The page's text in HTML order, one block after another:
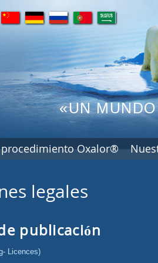
cn de ru pt ar
«UN
procedimiento Oxalor®
legales
publicación
Licences)